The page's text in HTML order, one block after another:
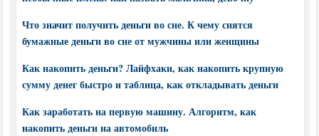
Что значит получить деньги во сне. К чему снятся
бумажные деньги во сне от мужчины или женщины
Как накопить деньги? Лайфхаки, как накопить крупную
сумму денег быстро и таблица, как откладывать деньги
Как заработать на первую машину. Алгоритм, как
накопить деньги на автомобиль